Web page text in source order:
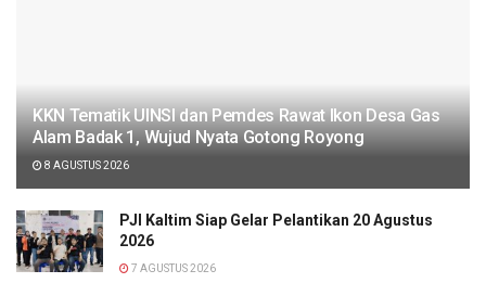
KKN Tematik UINSI dan Pemdes Rawat Ikon Desa Gas
Alam Badak 1, Wujud Nyata Gotong Royong
8 AGUSTUS 2026
PJI Kaltim Siap Gelar Pelantikan 20 Agustus
2026
7 AGUSTUS 2026